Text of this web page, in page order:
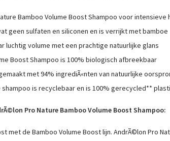
Bamboo Volume Boost Shampoo voor intensieve
geen sulfaten en siliconen en is verrijkt met bamboe
luchtig volume met een prachtige natuurlijke glans
Boost Shampoo is 100% biologisch afbreekbaar
met 94% ingrediÃ«nten van natuurlijke
shampoo is recyclebaar en is 100% gerecycled**
Pro Nature Bamboo Volume Boost Shampoo:
met de Bamboo Volume Boost lijn. AndrÃ©lon Pro